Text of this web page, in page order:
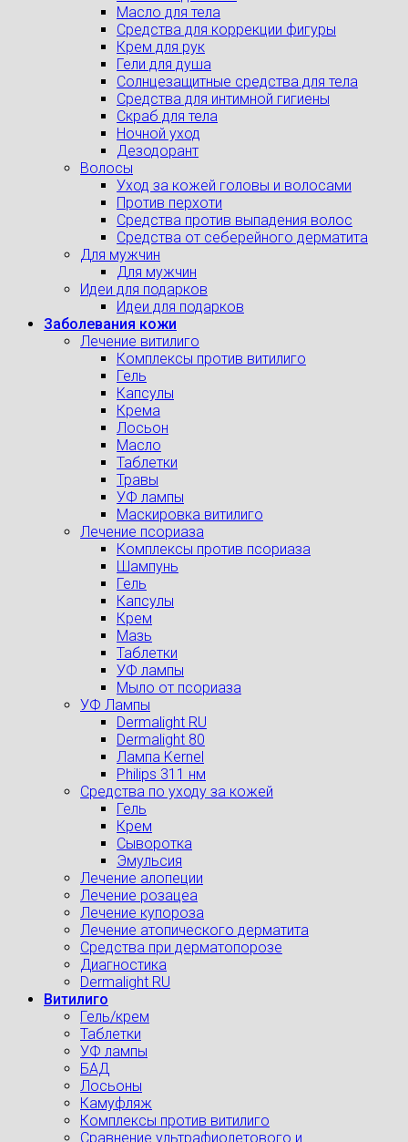
Масло для тела
Средства для коррекции фигуры
Крем для рук
Гели для душа
Солнцезащитные средства для тела
Средства для интимной гигиены
Скраб для тела
Ночной уход
Дезодорант
Волосы
Уход за кожей головы и волосами
Против перхоти
Средства против выпадения волос
Средства от себерейного дерматита
Для мужчин
Для мужчин
Идеи для подарков
Идеи для подарков
Заболевания кожи
Лечение витилиго
Комплексы против витилиго
Гель
Капсулы
Крема
Лосьон
Масло
Таблетки
Травы
УФ лампы
Маскировка витилиго
Лечение псориаза
Комплексы против псориаза
Шампунь
Гель
Капсулы
Крем
Мазь
Таблетки
УФ лампы
Мыло от псориаза
УФ Лампы
Dermalight RU
Dermalight 80
Лампа Kernel
Philips 311 нм
Средства по уходу за кожей
Гель
Крем
Сыворотка
Эмульсия
Лечение алопеции
Лечение розацеа
Лечение купороза
Лечение атопического дерматита
Средства при дерматопорозе
Диагностика
Dermalight RU
Витилиго
Гель/крем
Таблетки
УФ лампы
БАД
Лосьоны
Камуфляж
Комплексы против витилиго
Сравнение ультрафиолетового и